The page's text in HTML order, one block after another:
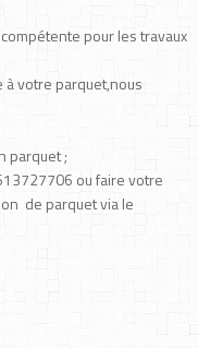
pour les travaux
à votre parquet,nous
parquet ;
ou faire votre
de parquet via le